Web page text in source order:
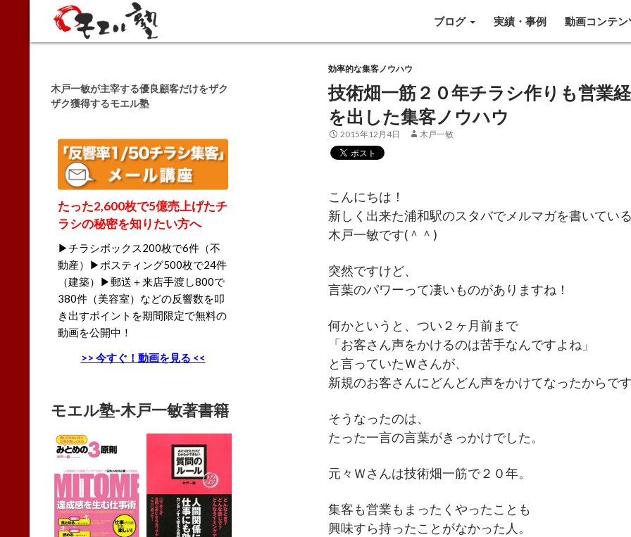
Search
ブログ
実績・事例 動画コンテン
効率的な集客ノウハウ
技術畑一筋２０年チラシ作りも営業
を出した集客ノウハウ
2015年12月4日 木戸一敏
こんにちは！
新しく出来た浦和駅のスタバでメルマガを書いてい
木戸一敏です(＾＾)
突然ですけど、
言葉のパワーって凄いものがありますね！
何かというと、つい２ヶ月前まで
「お客さん声をかけるのは苦手なんですよね」
と言っていたＷさんが、
新規のお客さんにどんどん声をかけてなったからで
そうなったのは、
たった一言の言葉がきっかけでした。
元々Ｗさんは技術畑一筋で２０年。
集客も営業もまったくやったことも
興味すら持ったことがなかった人。
木戸一敏が主宰する優良顧客だけをザク
ザク獲得するモエル塾
たった2,600枚で5億売上げたチ
ラシの秘密を知りたい方へ
▶チラシボックス200枚で6件（不
動産）▶ポスティング500枚で24件
（建築）▶郵送＋来店手渡し800で
380件（美容室）などの反響数を叩
き出すポイントを期間限定で無料の
動画を公開中！
>> 今すぐ！動画を見る <<
モエル塾-木戸一敏著書籍